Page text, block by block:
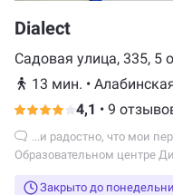
Dialect
Садовая улица, 335, 5
13 мин. •
4,1 • 9
Образовательном центре
Закрыто до